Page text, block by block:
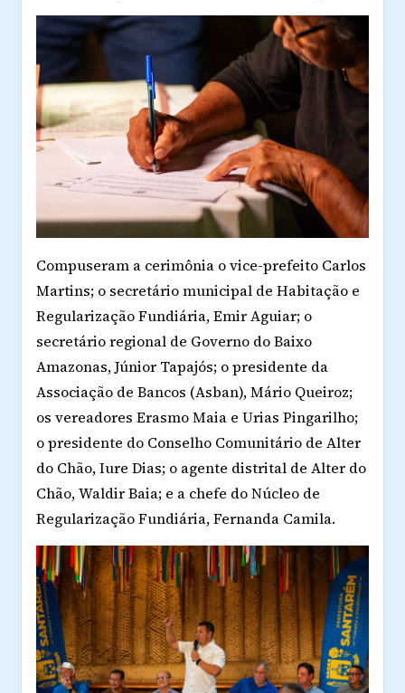
Compuseram a cerimônia o vice-prefeito Carlos
Martins; o secretário municipal de Habitação e
Regularização Fundiária, Emir Aguiar; o
secretário regional de Governo do Baixo
Amazonas, Júnior Tapajós; o presidente da
Associação de Bancos (Asban), Mário Queiroz;
os vereadores Erasmo Maia e Urias Pingarilho;
o presidente do Conselho Comunitário de Alter
do Chão, Iure Dias; o agente distrital de Alter do
Chão, Waldir Baia; e a chefe do Núcleo de
Regularização Fundiária, Fernanda Camila.